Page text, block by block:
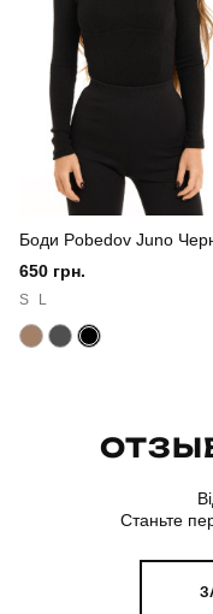
Склад тканини
Країна - виробник
Боди Pobedov Juno
650 грн.
S L
Станьте